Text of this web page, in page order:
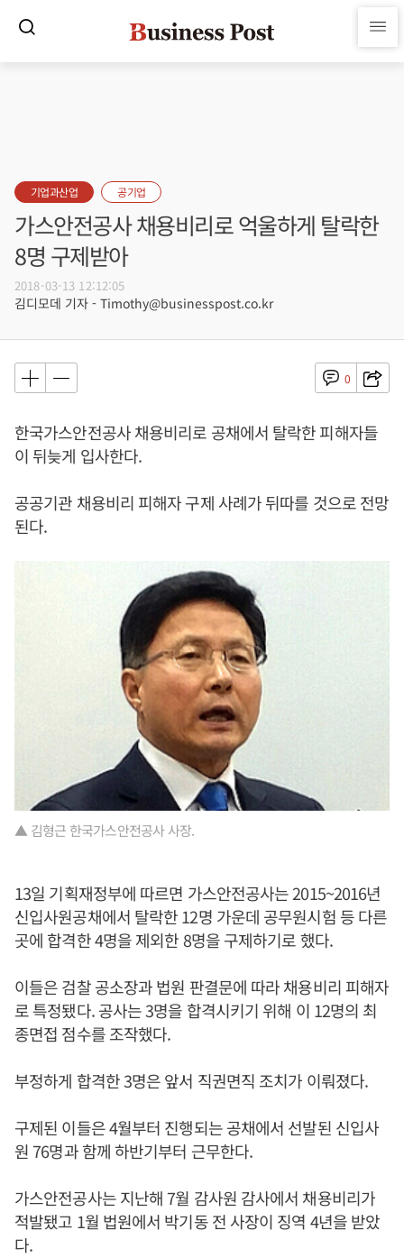
기업과산업 공기업
가스안전공사 채용비리로 억울하게 탈락한
8명 구제받아
2018-03-13 12:12:05
김디모데 기자 - Timothy@businesspost.co.kr
0
한국가스안전공사 채용비리로 공채에서 탈락한 피해자들
이 뒤늦게 입사한다.
공공기관 채용비리 피해자 구제 사례가 뒤따를 것으로 전망
된다.
▲ 김형근 한국가스안전공사 사장.
13일 기획재정부에 따르면 가스안전공사는 2015~2016년
신입사원공채에서 탈락한 12명 가운데 공무원시험 등 다른
곳에 합격한 4명을 제외한 8명을 구제하기로 했다.
이들은 검찰 공소장과 법원 판결문에 따라 채용비리 피해자
로 특정됐다. 공사는 3명을 합격시키기 위해 이 12명의 최
종면접 점수를 조작했다.
부정하게 합격한 3명은 앞서 직권면직 조치가 이뤄졌다.
구제된 이들은 4월부터 진행되는 공채에서 선발된 신입사
원 76명과 함께 하반기부터 근무한다.
가스안전공사는 지난해 7월 감사원 감사에서 채용비리가
적발됐고 1월 법원에서 박기동 전 사장이 징역 4년을 받았
다.